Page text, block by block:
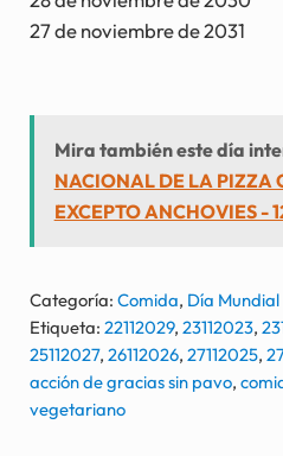
27 de noviembre de 2031
Mira también este día
NACIONAL DE LA PIZZA
EXCEPTO ANCHOVIES -
Categoría: Comida, Día Mundial
Etiqueta: 22112029, 23112023,
25112027, 26112026, 27112025,
acción de gracias sin pavo,
vegetariano